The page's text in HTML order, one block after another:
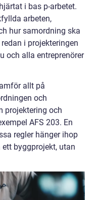
i bas p-arbetet.
arbeten,
hur samordning ska
i projekteringen
och alla entreprenörer
allt på
och
projektering och
AFS 203. En
regler hänger ihop
byggprojekt, utan